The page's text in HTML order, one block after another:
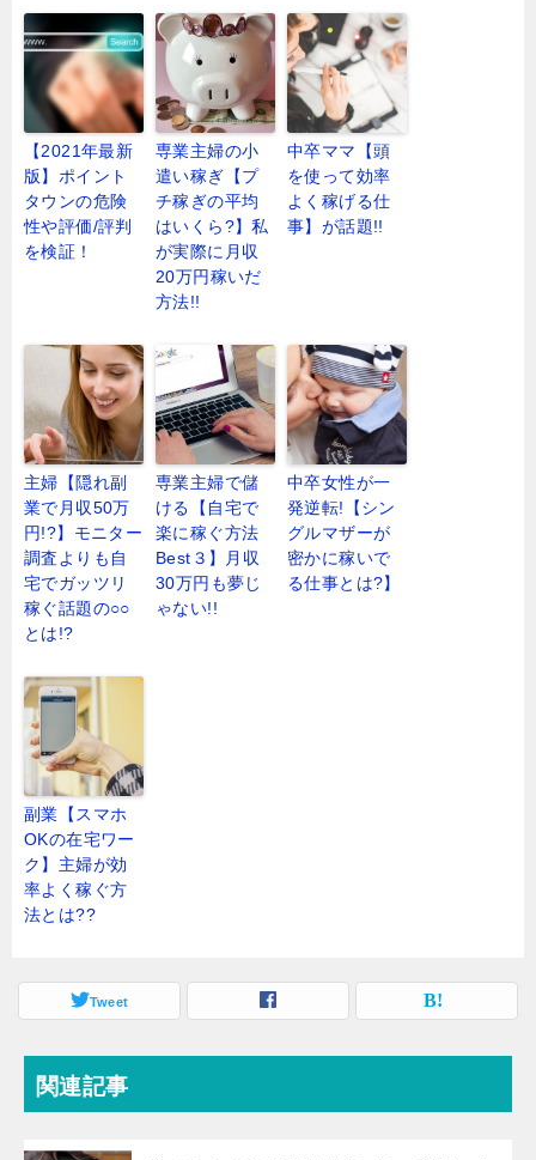
【2021年最新
版】ポイント
タウンの危険
性や評価/評判
を検証！
専業主婦の小
遣い稼ぎ【プ
チ稼ぎの平均
はいくら?】私
が実際に月収
20万円稼いだ
方法!!
中卒ママ【頭
を使って効率
よく稼げる仕
事】が話題!!
主婦【隠れ副
業で月収50万
円!?】モニター
調査よりも自
宅でガッツリ
稼ぐ話題の○○
とは!?
専業主婦で儲
ける【自宅で
楽に稼ぐ方法
Best３】月収
30万円も夢じ
ゃない!!
中卒女性が一
発逆転!【シン
グルマザーが
密かに稼いで
る仕事とは?】
副業【スマホ
OKの在宅ワー
ク】主婦が効
率よく稼ぐ方
法とは??
Tweet
関連記事